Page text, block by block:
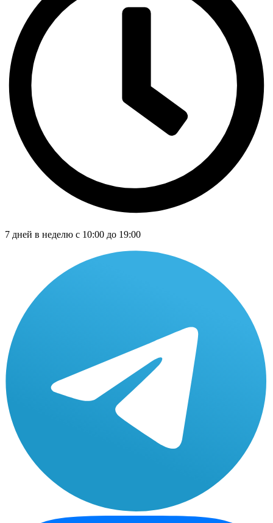
7 дней в неделю с 10:00 до 19:00